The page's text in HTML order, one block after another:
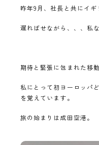
昨年9月、社長と共にイギ
遅ればせながら、、、私
期待と緊張に包まれた移動
私にとって初ヨーロッパ
を覚えています。
旅の始まりは成田空港。